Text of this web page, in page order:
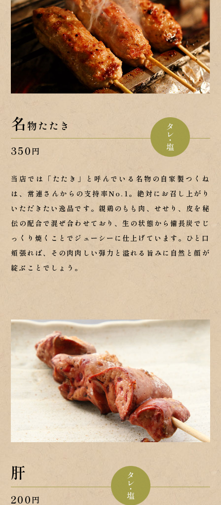
名 物たたき
350 円
当店では「たたき」と呼んでいる 名物の自家製つくね
は、 常連さんからの支持率No.1。 絶対にお召し上がり
いただきたい逸品です。 親鶏のもも肉、せせり、皮を秘
伝の配合で混ぜ合わせており、生の状態から 備長炭でじ
っくり焼くことでジューシーに 仕上げています。ひと口
頬張れば、 その肉肉しい弾力と溢れる旨みに 自然と顔が
綻ぶことでしょう。
肝
200 円